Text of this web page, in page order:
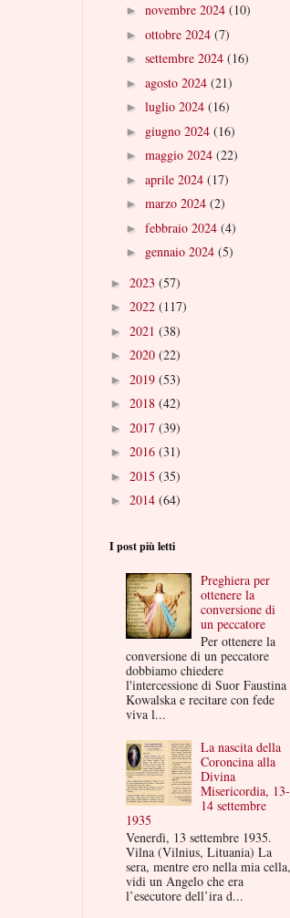
► novembre 2024 (10)
► ottobre 2024 (7)
► settembre 2024 (16)
► agosto 2024 (21)
► luglio 2024 (16)
► giugno 2024 (16)
► maggio 2024 (22)
► aprile 2024 (17)
► marzo 2024 (2)
► febbraio 2024 (4)
► gennaio 2024 (5)
► 2023 (57)
► 2022 (117)
► 2021 (38)
► 2020 (22)
► 2019 (53)
► 2018 (42)
► 2017 (39)
► 2016 (31)
► 2015 (35)
► 2014 (64)
I post più letti
Preghiera per
ottenere la
conversione di
un peccatore
Per ottenere la
conversione di un peccatore
dobbiamo chiedere
l'intercessione di Suor Faustina
Kowalska e recitare con fede
viva l...
La nascita della
Coroncina alla
Divina
Misericordia, 13-
14 settembre
1935
Venerdì, 13 settembre 1935.
Vilna (Vilnius, Lituania) La
sera, mentre ero nella mia cella,
vidi un Angelo che era
l’esecutore dell’ira d...